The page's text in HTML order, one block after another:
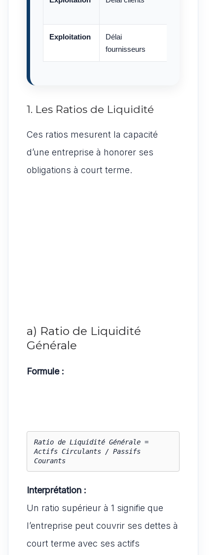
Exploitation
Délai
fournisseurs
1. Les Ratios de Liquidité
Ces ratios mesurent la capacité
d’une entreprise à honorer ses
obligations à court terme.
a) Ratio de Liquidité
Générale
Formule :
Ratio de Liquidité Générale =
Actifs Circulants / Passifs
Courants
Interprétation :
Un ratio supérieur à 1 signifie que
l’entreprise peut couvrir ses dettes à
court terme avec ses actifs